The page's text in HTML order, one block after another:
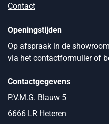
Contact
Openingstijden
Op afspraak in de
via het contactformulier of
Contactgegevens
P.V.M.G. Blauw 5
6666 LR Heteren